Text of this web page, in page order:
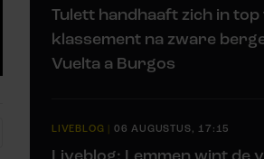
Tulett handhaaft zich in top
klassement na zware
Vuelta a Burgos
LIVEBLOG | 06 AUGUSTUS, 17:15